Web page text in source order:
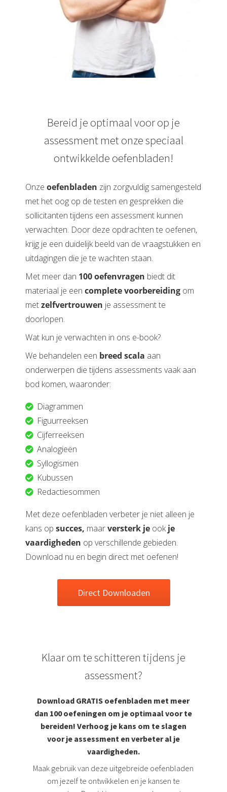
Bereid je optimaal voor op je
assessment met onze speciaal
ontwikkelde oefenbladen!
Onze oefenbladen zijn zorgvuldig samengesteld
met het oog op de testen en gesprekken die
sollicitanten tijdens een assessment kunnen
verwachten. Door deze opdrachten te oefenen,
krijg je een duidelijk beeld van de vraagstukken en
uitdagingen die je te wachten staan.
Met meer dan 100 oefenvragen biedt dit
materiaal je een complete voorbereiding om
metzelfvertrouwen je assessment te
doorlopen.
Wat kun je verwachten in ons e-book?
We behandelen een breed scala aan
onderwerpen die tijdens assessments vaak aan
bod komen, waaronder:
Diagrammen
Figuurreeksen
Cijferreeksen
Analogieën
Syllogismen
Kubussen
Redactiesommen
Met deze oefenbladen verbeter je niet alleen je
kans op succes, maarversterk je ookje
vaardigheden op verschillende gebieden.
Download nu en begin direct met oefenen!
Direct Downloaden
Klaar om te schitteren tijdens je
assessment?
Download GRATIS oefenbladen met meer
dan 100 oefeningen om je optimaal voor te
bereiden! Verhoog je kans om te slagen
voor je assessment en verbeter al je
vaardigheden.
Maak gebruik van deze uitgebreide oefenbladen
om jezelf te ontwikkelen en je kansen te